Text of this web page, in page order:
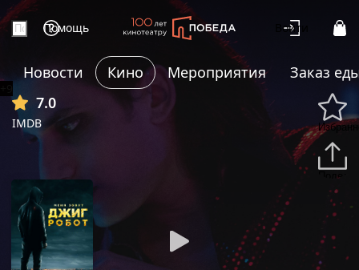
Помощь Войти
Новости Кино Мероприятия
Заказ
7.0
IMDB